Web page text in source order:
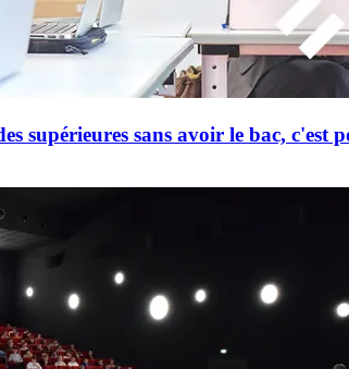
supérieures sans avoir le bac, c'est